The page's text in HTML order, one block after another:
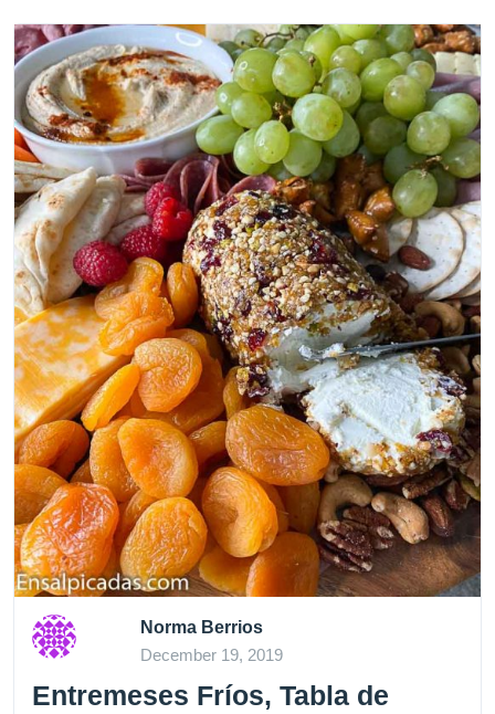
Norma Berrios
December 19, 2019
Entremeses Fríos, Tabla de